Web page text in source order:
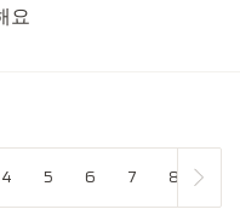
요
4 5 6 7 8